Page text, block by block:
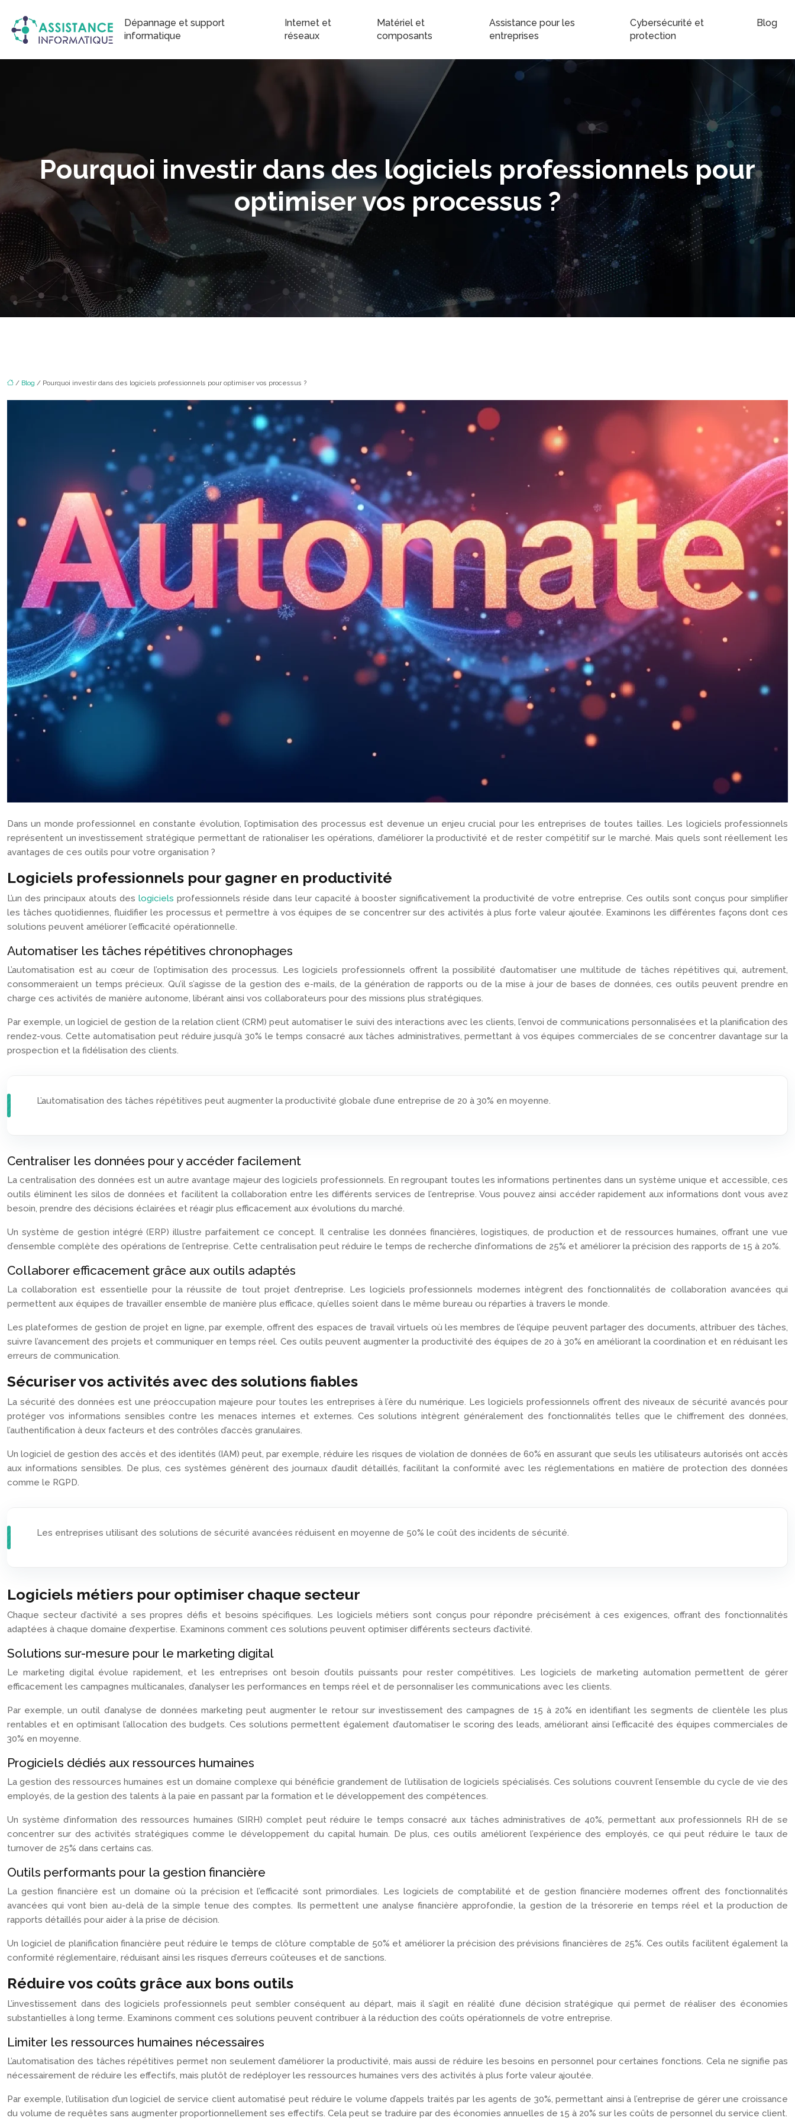
Dépannage et support
informatique
Internet et
réseaux
Matériel et
composants
Assistance pour les
entreprises
Cybersécurité et
protection
Blog
Pourquoi investir dans des logiciels professionnels pour
optimiser vos processus ?
/ Blog / Pourquoi investir dans des logiciels professionnels pour optimiser vos processus ?
Dans un monde professionnel en constante évolution, l’optimisation des processus est devenue un enjeu crucial pour les entreprises de toutes tailles. Les logiciels professionnels
représentent un investissement stratégique permettant de rationaliser les opérations, d’améliorer la productivité et de rester compétitif sur le marché. Mais quels sont réellement les
avantages de ces outils pour votre organisation ?
Logiciels professionnels pour gagner en productivité
L’un des principaux atouts des logiciels professionnels réside dans leur capacité à booster significativement la productivité de votre entreprise. Ces outils sont conçus pour simplifier
les tâches quotidiennes, fluidifier les processus et permettre à vos équipes de se concentrer sur des activités à plus forte valeur ajoutée. Examinons les différentes façons dont ces
solutions peuvent améliorer l’efficacité opérationnelle.
Automatiser les tâches répétitives chronophages
L’automatisation est au cœur de l’optimisation des processus. Les logiciels professionnels offrent la possibilité d’automatiser une multitude de tâches répétitives qui, autrement,
consommeraient un temps précieux. Qu’il s’agisse de la gestion des e-mails, de la génération de rapports ou de la mise à jour de bases de données, ces outils peuvent prendre en
charge ces activités de manière autonome, libérant ainsi vos collaborateurs pour des missions plus stratégiques.
Par exemple, un logiciel de gestion de la relation client (CRM) peut automatiser le suivi des interactions avec les clients, l’envoi de communications personnalisées et la planification des
rendez-vous. Cette automatisation peut réduire jusqu’à 30% le temps consacré aux tâches administratives, permettant à vos équipes commerciales de se concentrer davantage sur la
prospection et la fidélisation des clients.
L’automatisation des tâches répétitives peut augmenter la productivité globale d’une entreprise de 20 à 30% en moyenne.
Centraliser les données pour y accéder facilement
La centralisation des données est un autre avantage majeur des logiciels professionnels. En regroupant toutes les informations pertinentes dans un système unique et accessible, ces
outils éliminent les silos de données et facilitent la collaboration entre les différents services de l’entreprise. Vous pouvez ainsi accéder rapidement aux informations dont vous avez
besoin, prendre des décisions éclairées et réagir plus efficacement aux évolutions du marché.
Un système de gestion intégré (ERP) illustre parfaitement ce concept. Il centralise les données financières, logistiques, de production et de ressources humaines, offrant une vue
d’ensemble complète des opérations de l’entreprise. Cette centralisation peut réduire le temps de recherche d’informations de 25% et améliorer la précision des rapports de 15 à 20%.
Collaborer efficacement grâce aux outils adaptés
La collaboration est essentielle pour la réussite de tout projet d’entreprise. Les logiciels professionnels modernes intègrent des fonctionnalités de collaboration avancées qui
permettent aux équipes de travailler ensemble de manière plus efficace, qu’elles soient dans le même bureau ou réparties à travers le monde.
Les plateformes de gestion de projet en ligne, par exemple, offrent des espaces de travail virtuels où les membres de l’équipe peuvent partager des documents, attribuer des tâches,
suivre l’avancement des projets et communiquer en temps réel. Ces outils peuvent augmenter la productivité des équipes de 20 à 30% en améliorant la coordination et en réduisant les
erreurs de communication.
Sécuriser vos activités avec des solutions fiables
La sécurité des données est une préoccupation majeure pour toutes les entreprises à l’ère du numérique. Les logiciels professionnels offrent des niveaux de sécurité avancés pour
protéger vos informations sensibles contre les menaces internes et externes. Ces solutions intègrent généralement des fonctionnalités telles que le chiffrement des données,
l’authentification à deux facteurs et des contrôles d’accès granulaires.
Un logiciel de gestion des accès et des identités (IAM) peut, par exemple, réduire les risques de violation de données de 60% en assurant que seuls les utilisateurs autorisés ont accès
aux informations sensibles. De plus, ces systèmes génèrent des journaux d’audit détaillés, facilitant la conformité avec les réglementations en matière de protection des données
comme le RGPD.
Les entreprises utilisant des solutions de sécurité avancées réduisent en moyenne de 50% le coût des incidents de sécurité.
Logiciels métiers pour optimiser chaque secteur
Chaque secteur d’activité a ses propres défis et besoins spécifiques. Les logiciels métiers sont conçus pour répondre précisément à ces exigences, offrant des fonctionnalités
adaptées à chaque domaine d’expertise. Examinons comment ces solutions peuvent optimiser différents secteurs d’activité.
Solutions sur-mesure pour le marketing digital
Le marketing digital évolue rapidement, et les entreprises ont besoin d’outils puissants pour rester compétitives. Les logiciels de marketing automation permettent de gérer
efficacement les campagnes multicanales, d’analyser les performances en temps réel et de personnaliser les communications avec les clients.
Par exemple, un outil d’analyse de données marketing peut augmenter le retour sur investissement des campagnes de 15 à 20% en identifiant les segments de clientèle les plus
rentables et en optimisant l’allocation des budgets. Ces solutions permettent également d’automatiser le scoring des leads, améliorant ainsi l’efficacité des équipes commerciales de
30% en moyenne.
Progiciels dédiés aux ressources humaines
La gestion des ressources humaines est un domaine complexe qui bénéficie grandement de l’utilisation de logiciels spécialisés. Ces solutions couvrent l’ensemble du cycle de vie des
employés, de la gestion des talents à la paie en passant par la formation et le développement des compétences.
Un système d’information des ressources humaines (SIRH) complet peut réduire le temps consacré aux tâches administratives de 40%, permettant aux professionnels RH de se
concentrer sur des activités stratégiques comme le développement du capital humain. De plus, ces outils améliorent l’expérience des employés, ce qui peut réduire le taux de
turnover de 25% dans certains cas.
Outils performants pour la gestion financière
La gestion financière est un domaine où la précision et l’efficacité sont primordiales. Les logiciels de comptabilité et de gestion financière modernes offrent des fonctionnalités
avancées qui vont bien au-delà de la simple tenue des comptes. Ils permettent une analyse financière approfondie, la gestion de la trésorerie en temps réel et la production de
rapports détaillés pour aider à la prise de décision.
Un logiciel de planification financière peut réduire le temps de clôture comptable de 50% et améliorer la précision des prévisions financières de 25%. Ces outils facilitent également la
conformité réglementaire, réduisant ainsi les risques d’erreurs coûteuses et de sanctions.
Réduire vos coûts grâce aux bons outils
L’investissement dans des logiciels professionnels peut sembler conséquent au départ, mais il s’agit en réalité d’une décision stratégique qui permet de réaliser des économies
substantielles à long terme. Examinons comment ces solutions peuvent contribuer à la réduction des coûts opérationnels de votre entreprise.
Limiter les ressources humaines nécessaires
L’automatisation des tâches répétitives permet non seulement d’améliorer la productivité, mais aussi de réduire les besoins en personnel pour certaines fonctions. Cela ne signifie pas
nécessairement de réduire les effectifs, mais plutôt de redéployer les ressources humaines vers des activités à plus forte valeur ajoutée.
Par exemple, l’utilisation d’un logiciel de service client automatisé peut réduire le volume d’appels traités par les agents de 30%, permettant ainsi à l’entreprise de gérer une croissance
du volume de requêtes sans augmenter proportionnellement ses effectifs. Cela peut se traduire par des économies annuelles de 15 à 20% sur les coûts de personnel du service client.